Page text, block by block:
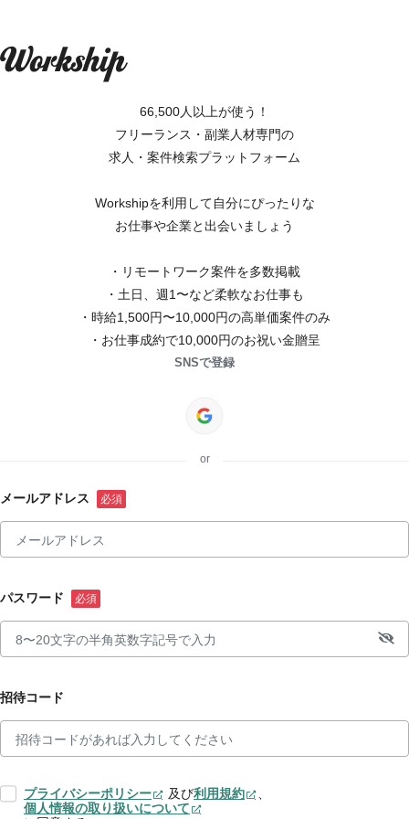
66,500人以上が使う！
フリーランス・副業人材専門の
求人・案件検索プラットフォーム
Workshipを利用して自分にぴったりな
お仕事や企業と出会いましょう
・リモートワーク案件を多数掲載
・土日、週1〜など柔軟なお仕事も
・時給1,500円〜10,000円の高単価案件のみ
・お仕事成約で10,000円のお祝い金贈呈
SNSで登録
or
メールアドレス
パスワード
招待コード
プライバシーポリシー 及び利用規約
、
個人情報の取り扱いについて